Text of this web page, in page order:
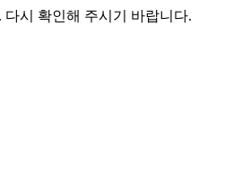
시 확인해 주시기 바랍니다.